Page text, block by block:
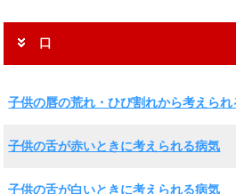
口
子供の唇の荒れ・ひび割れから考えられ
子供の舌が赤いときに考えられる病気
子供の舌が白いときに考えられる病気